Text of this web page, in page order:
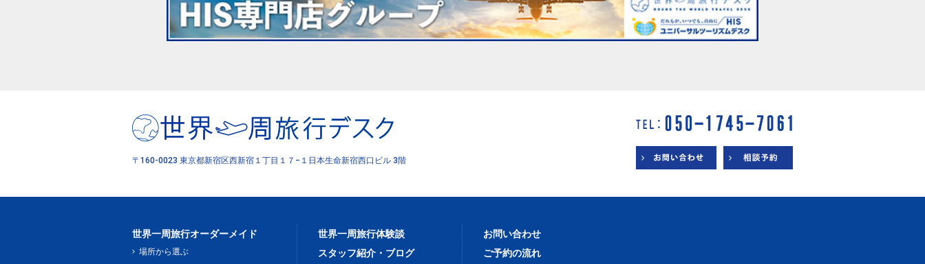
〒160-0023 東京都新宿区西新宿１丁目１７−１ 日本生命新宿西口ビル 3階
世界一周旅行オーダーメイド
場所から選ぶ
世界一周旅行体験談
スタッフ紹介・ブログ
お問い合わせ
ご予約の流れ